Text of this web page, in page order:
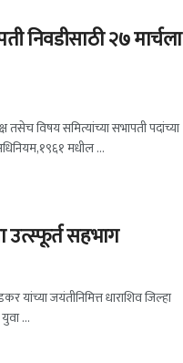
निवडीसाठी २७ मार्चला
तसेच विषय समित्यांच्या सभापती पदांच्या
मधील ...
उत्स्फूर्त सहभाग
यांच्या जयंतीनिमित्त धाराशिव जिल्हा
...